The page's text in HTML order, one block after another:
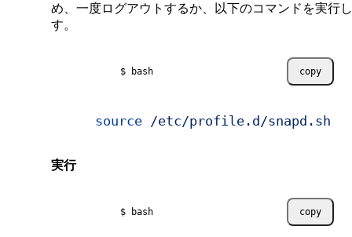
め、一度ログアウトするか、以下のコマンドを実行
す。
$ bash copy
source /etc/profile.d/snapd.sh
実行
$ bash copy